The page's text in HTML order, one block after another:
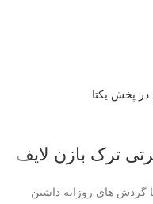
ترک بازن لایف
گردش های روزانه داشتن